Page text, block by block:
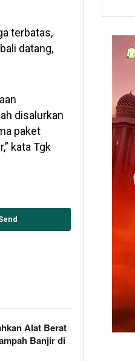
terbatas,
datang,
disalurkan
paket
kata Tgk
Alat Berat
Banjir di